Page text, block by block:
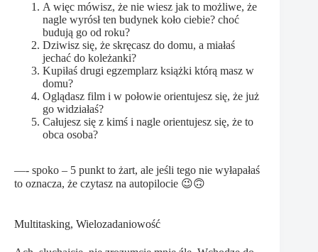
A więc mówisz, że nie wiesz jak to możliwe, że
nagle wyrósł ten budynek koło ciebie? choć
budują go od roku?
Dziwisz się, że skręcasz do domu, a miałaś
jechać do koleżanki?
Kupiłaś drugi egzemplarz książki którą masz w
domu?
Oglądasz film i w połowie orientujesz się, że już
go widziałaś?
Całujesz się z kimś i nagle orientujesz się, że to
obca osoba?
—- spoko – 5 punkt to żart, ale jeśli tego nie wyłapałaś
to oznacza, że czytasz na autopilocie 😉🙃
Multitasking, Wielozadaniowość